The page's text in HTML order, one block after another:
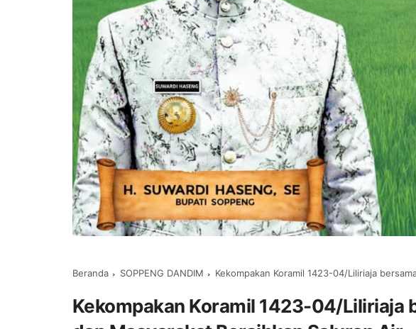
Beranda SOPPENG DANDIM Kekompakan Koramil 1423-04/Liliriaja bersama
Kekompakan Koramil 1423-04/Liliriaja